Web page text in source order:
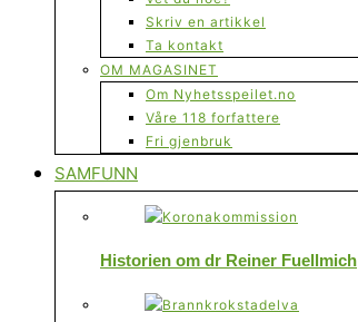
Skriv en artikkel
Ta kontakt
OM MAGASINET
Om Nyhetsspeilet.no
Våre 118 forfattere
Fri gjenbruk
SAMFUNN
Historien om dr Reiner Fuellmich